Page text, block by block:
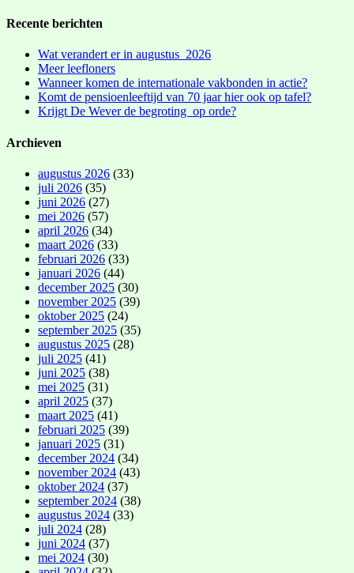
Recente berichten
Wat verandert er in augustus 2026
Meer leefloners
Wanneer komen de internationale vakbonden in actie?
Komt de pensioenleeftijd van 70 jaar hier ook op tafel?
Krijgt De Wever de begroting op orde?
Archieven
augustus 2026 (33)
juli 2026 (35)
juni 2026 (27)
mei 2026 (57)
april 2026 (34)
maart 2026 (33)
februari 2026 (33)
januari 2026 (44)
december 2025 (30)
november 2025 (39)
oktober 2025 (24)
september 2025 (35)
augustus 2025 (28)
juli 2025 (41)
juni 2025 (38)
mei 2025 (31)
april 2025 (37)
maart 2025 (41)
februari 2025 (39)
januari 2025 (31)
december 2024 (34)
november 2024 (43)
oktober 2024 (37)
september 2024 (38)
augustus 2024 (33)
juli 2024 (28)
juni 2024 (37)
mei 2024 (30)